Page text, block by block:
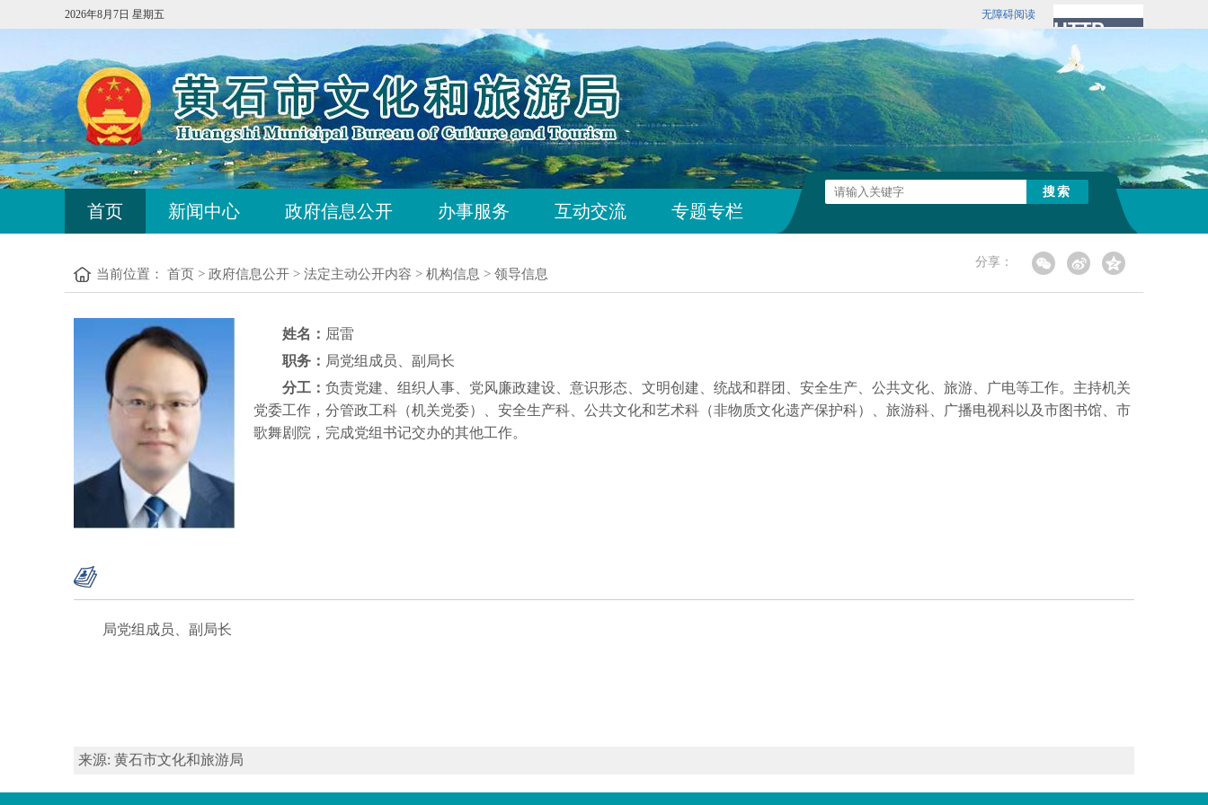
2026年8月7日 星期五 无障碍阅读
首页 新闻中心 政府信息公开 办事服务 互动交流 专题专栏
当前位置： 首页 > 政府信息公开 > 法定主动公开内容 > 机构信息 > 领导信息
分享：
姓名： 屈雷
职务： 局党组成员、副局长
分工： 负责党建、组织人事、党风廉政建设、意识形态、文明创建、统战和群团、安全生产、公共文化、旅游、广电等工作。主持机关
党委工作，分管政工科（机关党委）、安全生产科、公共文化和艺术科（非物质文化遗产保护科）、旅游科、广播电视科以及市图书馆、市
歌舞剧院，完成党组书记交办的其他工作。
局党组成员、副局长
来源: 黄石市文化和旅游局